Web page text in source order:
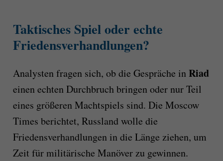
Taktisches Spiel oder echte
Friedensverhandlungen?
Analysten fragen sich, ob die Gespräche inRiad
einen echten Durchbruch bringen oder nur Teil
eines größeren Machtspiels sind. Die Moscow
Times berichtet, Russland wolle die
Friedensverhandlungen in die Länge ziehen, um
Zeit für militärische Manöver zu gewinnen.